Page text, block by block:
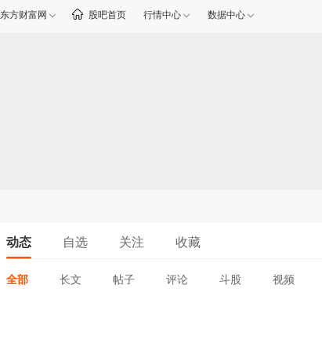
东方财富网 股吧首页 行情中心 数据中心
动态 自选 关注 收藏
全部 长文 帖子 评论 斗股 视频